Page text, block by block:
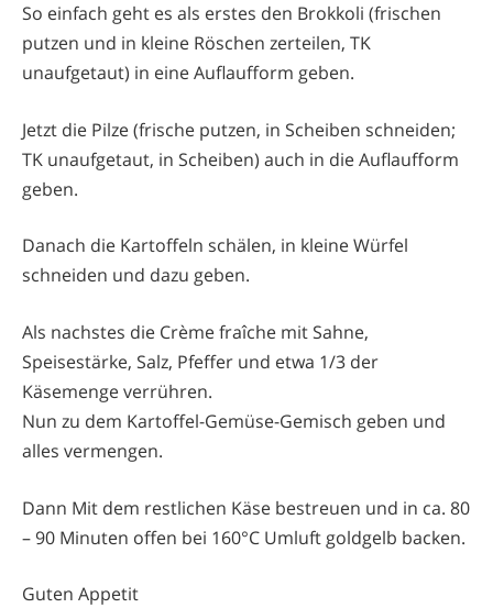
So einfach geht es als erstes den Brokkoli (frischen
putzen und in kleine Röschen zerteilen, TK
unaufgetaut) in eine Auflaufform geben.
Jetzt die Pilze (frische putzen, in Scheiben schneiden;
TK unaufgetaut, in Scheiben) auch in die Auflaufform
geben.
Danach die Kartoffeln schälen, in kleine Würfel
schneiden und dazu geben.
Als nachstes die Crème fraîche mit Sahne,
Speisestärke, Salz, Pfeffer und etwa 1/3 der
Käsemenge verrühren.
Nun zu dem Kartoffel-Gemüse-Gemisch geben und
alles vermengen.
Dann Mit dem restlichen Käse bestreuen und in ca. 80
– 90 Minuten offen bei 160°C Umluft goldgelb backen.
Guten Appetit